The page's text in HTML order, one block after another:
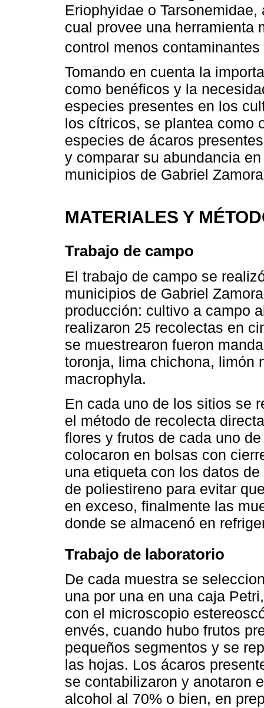
Eriophyidae o
cual provee una herramienta
control menos contaminantes
Tomando en cuenta la
como benéficos y la
especies presentes en los
los cítricos, se plantea como
especies de ácaros
y comparar su abundancia
municipios de Gabriel
MATERIALES Y
Trabajo de campo
El trabajo de campo se
municipios de Gabriel
producción: cultivo a campo
realizaron 25 recolectas en
se muestrearon fueron
toronja, lima chichona, limón
macrophyla.
En cada uno de los sitios se
el método de recolecta
flores y frutos de cada uno
colocaron en bolsas con
una etiqueta con los datos
de poliestireno para evitar
en exceso, finalmente las
donde se almacenó en
Trabajo de laboratorio
De cada muestra se
una por una en una caja
con el microscopio
envés, cuando hubo frutos
pequeños segmentos y se
las hojas. Los ácaros
se contabilizaron y anotaron
alcohol al 70% o bien, en